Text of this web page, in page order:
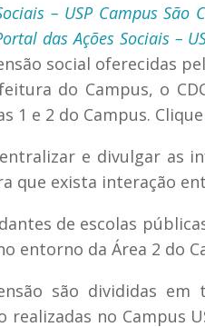
– USP Campus São
das Ações Sociais –
social oferecidas
do Campus, o
1 e 2 do Campus. Clique
e divulgar as
que exista interação
de escolas
entorno da Área 2 do
são divididas
no Campus